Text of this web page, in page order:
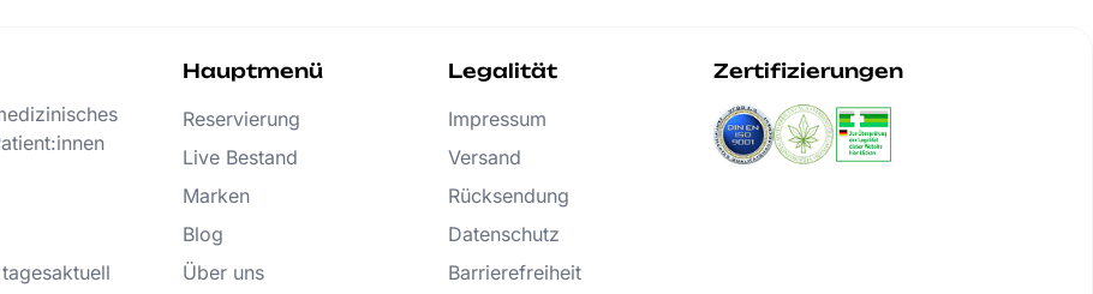
Hauptmenü
Reservierung
Live Bestand
Marken
Blog
Über uns
Legalität
Impressum
Versand
Rücksendung
Datenschutz
Barrierefreiheit
Zertifizierungen